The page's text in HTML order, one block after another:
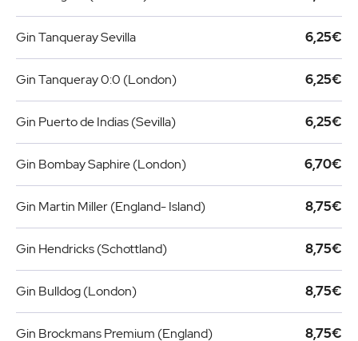
Gin Tanqueray Sevilla 6,25€
Gin Tanqueray 0:0 (London) 6,25€
Gin Puerto de Indias (Sevilla) 6,25€
Gin Bombay Saphire (London) 6,70€
Gin Martin Miller (England- Island) 8,75€
Gin Hendricks (Schottland) 8,75€
Gin Bulldog (London) 8,75€
Gin Brockmans Premium (England) 8,75€